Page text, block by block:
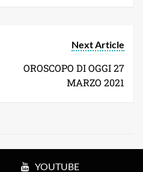
Next Article
OROSCOPO DI OGGI 27
MARZO 2021
YOUTUBE